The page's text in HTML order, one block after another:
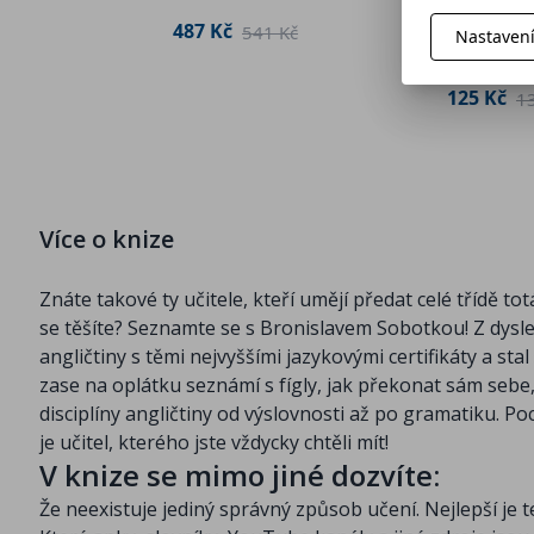
487 Kč 541 Kč
se anglicky -
Human
Filip Škoda
125 Kč
Více o knize
Znáte takové ty učitele, kteří umějí předat celé třídě
se těšíte? Seznamte se s Bronislavem Sobotkou! Z
angličtiny s těmi nejvyššími jazykovými certifikáty a
zase na oplátku seznámí s fígly, jak překonat sám
disciplíny angličtiny od výslovnosti až po gramatiku.
je učitel, kterého jste vždycky chtěli mít!
V knize se mimo jiné dozvíte:
Že neexistuje jediný správný způsob učení. Nejlepší je
Nastavení